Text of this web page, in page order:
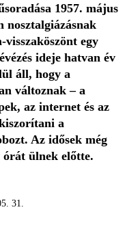
1957. május
nosztalgiázásnak
egy
ideje hatvan év
áll, hogy a
változnak – a
az internet és az
a
Az idősek még
órát ülnek előtte.
31.